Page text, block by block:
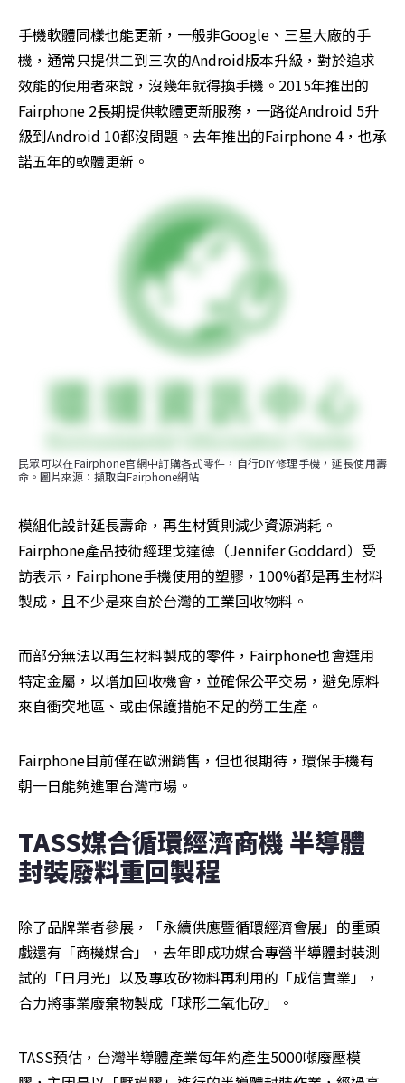
手機軟體同樣也能更新，一般非Google、三星大廠的手
機，通常只提供二到三次的Android版本升級，對於追求
效能的使用者來說，沒幾年就得換手機。2015年推出的
Fairphone 2長期提供軟體更新服務，一路從Android 5升
級到Android 10都沒問題。去年推出的Fairphone 4，也承
諾五年的軟體更新。
民眾可以在Fairphone官網中訂購各式零件，自行DIY修理手機，延長使用壽
命。圖片來源：擷取自Fairphone網站
模組化設計延長壽命，再生材質則減少資源消耗。
Fairphone產品技術經理戈達德（Jennifer Goddard）受
訪表示，Fairphone手機使用的塑膠，100%都是再生材料
製成，且不少是來自於台灣的工業回收物料。
而部分無法以再生材料製成的零件，Fairphone也會選用
特定金屬，以增加回收機會，並確保公平交易，避免原料
來自衝突地區、或由保護措施不足的勞工生產。
Fairphone目前僅在歐洲銷售，但也很期待，環保手機有
朝一日能夠進軍台灣市場。
TASS媒合循環經濟商機 半導體
封裝廢料重回製程
除了品牌業者參展，「永續供應暨循環經濟會展」的重頭
戲還有「商機媒合」，去年即成功媒合專營半導體封裝測
試的「日月光」以及專攻矽物料再利用的「成信實業」，
合力將事業廢棄物製成「球形二氧化矽」。
TASS預估，台灣半導體產業每年約產生5000噸廢壓模